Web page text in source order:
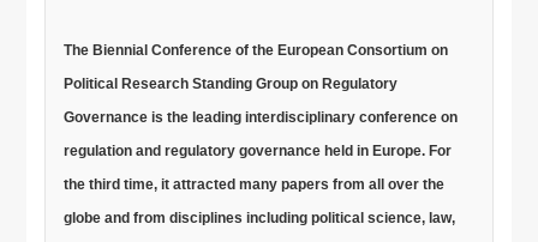
The Biennial Conference of the European Consortium on
Political Research Standing Group on Regulatory
Governance is the leading interdisciplinary conference on
regulation and regulatory governance held in Europe. For
the third time, it attracted many papers from all over the
globe and from disciplines including political science, law,